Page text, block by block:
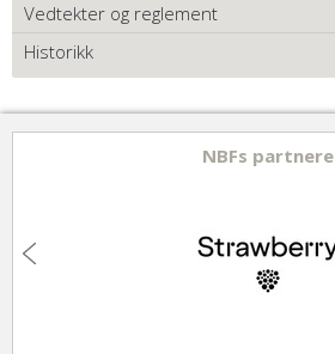
Vedtekter og reglement
Historikk
NBFs partnere